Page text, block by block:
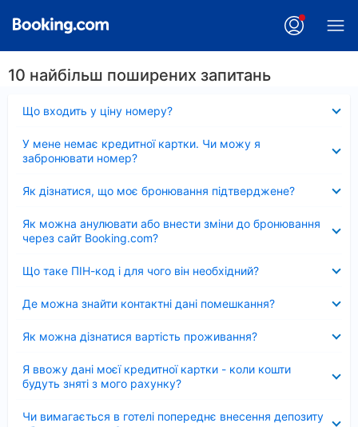
10 найбільш поширених запитань
Що входить у ціну номеру?
У мене немає кредитної картки. Чи можу я
забронювати номер?
Як дізнатися, що моє бронювання підтверджене?
Як можна анулювати або внести зміни до бронювання
через сайт Booking.com?
Що таке ПІН-код і для чого він необхідний?
Де можна знайти контактні дані помешкання?
Як можна дізнатися вартість проживання?
Я ввожу дані моєї кредитної картки - коли кошти
будуть зняті з мого рахунку?
Чи вимагається в готелі попереднє внесення депозиту